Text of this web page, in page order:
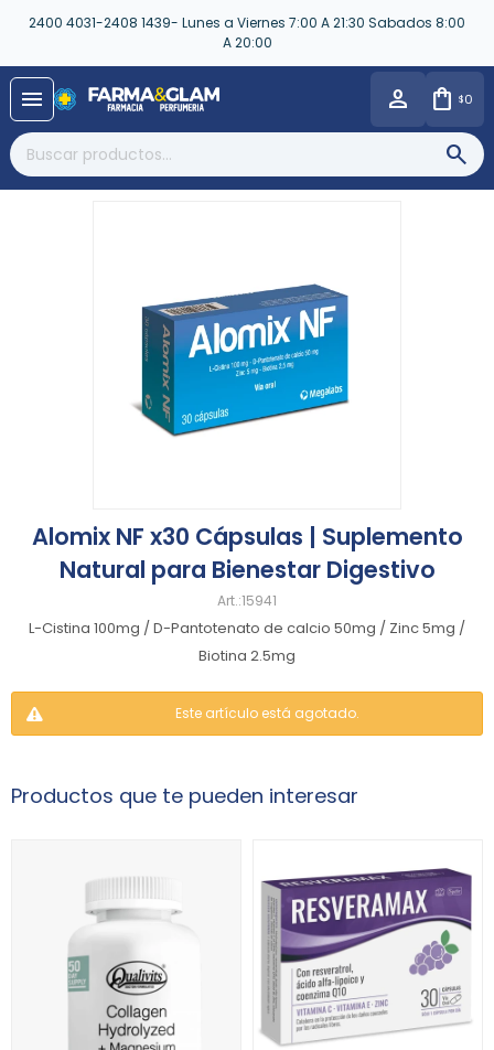
2400 4031-2408 1439- Lunes a Viernes 7:00 A 21:30 Sabados 8:00
A 20:00
menu $0
Alomix NF x30 Cápsulas | Suplemento
Natural para Bienestar Digestivo
15941
L-Cistina 100mg / D-Pantotenato de calcio 50mg / Zinc 5mg /
Biotina 2.5mg
Este artículo está agotado.
Productos que te pueden interesar